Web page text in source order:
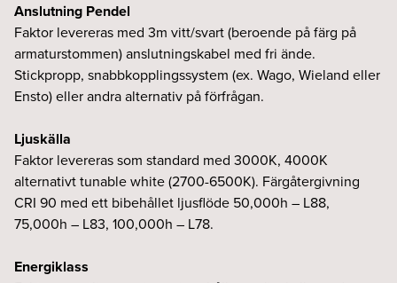
Anslutning Pendel
Faktor levereras med 3m vitt/svart (beroende på färg på
armaturstommen) anslutningskabel med fri ände.
Stickpropp, snabbkopplingssystem (ex. Wago, Wieland eller
Ensto) eller andra alternativ på förfrågan.
Ljuskälla
Faktor levereras som standard med 3000K, 4000K
alternativt tunable white (2700-6500K). Färgåtergivning
CRI 90 med ett bibehållet ljusflöde 50,000h – L88,
75,000h – L83, 100,000h – L78.
Energiklass